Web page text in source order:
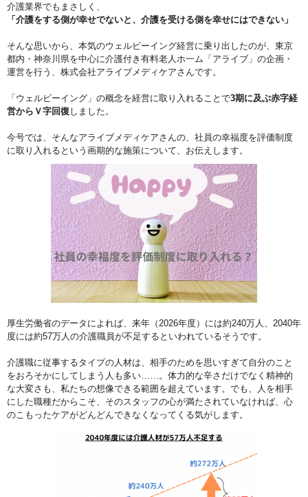
介護業界でもまさしく、
「介護をする側が幸せでないと、介護を受ける側を幸せにはできない」
そんな思いから、本気のウェルビーイング経営に乗り出したのが、東京
都内・神奈川県を中心に介護付き有料老人ホ一ム「アライブ」の企画・
運営を行う、株式会社アライブメディケアさんです。
「ウェルビーイング」の概念を経営に取り入れることで3期に及ぶ赤字経
営からＶ字回復しました。
今号では、そんなアライブメディケアさんの、社員の幸福度を評価制度
に取り入れるという画期的な施策について、お伝えします。
厚生労働省のデータによれば、来年（2026年度）には約240万人、2040年
度には約57万人の介護職員が不足するといわれているそうです。
介護職に従事するタイプの人材は、相手のためを思いすぎて自分のこと
をおろそかにしてしまう人も多い……。体力的な辛さだけでなく精神的
な大変さも、私たちの想像できる範囲を超えています。でも、人を相手
にした職種だからこそ、そのスタッフの心が満たされていなければ、心
のこもったケアがどんどんできなくなってくる気がします。